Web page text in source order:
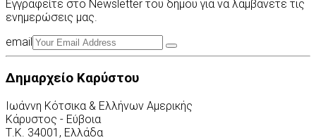
Εγγραφείτε στο Newsletter του δήμου για να λαμβάνετε τις
ενημερώσεις μας.
email
Δημαρχείο Καρύστου
Ιωάννη Κότσικα & Ελλήνων Αμερικής
Κάρυστος - Εύβοια
Τ.Κ. 34001, Ελλάδα